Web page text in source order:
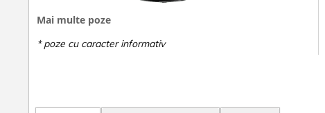
Mai multe poze